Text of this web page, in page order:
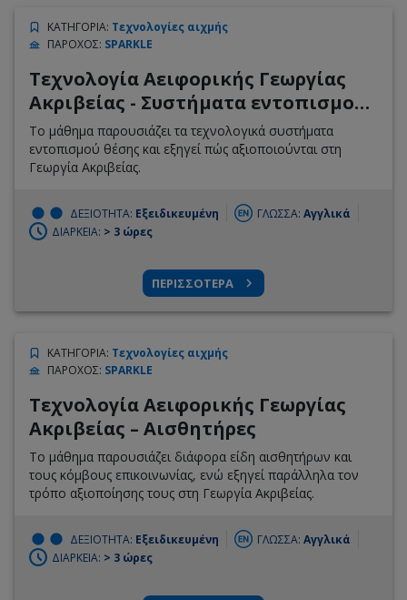
ΚΑΤΗΓΟΡΙΑ: Τεχνολογίες αιχμής
ΠΑΡΟΧΟΣ: SPARKLE
Τεχνολογία Αειφορικής Γεωργίας
Ακριβείας - Συστήματα εντοπισμού
θέσης
Το μάθημα παρουσιάζει τα τεχνολογικά συστήματα
εντοπισμού θέσης και εξηγεί πώς αξιοποιούνται στη
Γεωργία Ακριβείας.
ΔΕΞΙΟΤΗΤΑ: Εξειδικευμένη ΓΛΩΣΣΑ: Αγγλικά
ΔΙΑΡΚΕΙΑ: > 3 ώρες
ΠΕΡΙΣΣΟΤΕΡΑ
ΚΑΤΗΓΟΡΙΑ: Τεχνολογίες αιχμής
ΠΑΡΟΧΟΣ: SPARKLE
Τεχνολογία Αειφορικής Γεωργίας
Ακριβείας – Αισθητήρες
Το μάθημα παρουσιάζει διάφορα είδη αισθητήρων και
τους κόμβους επικοινωνίας, ενώ εξηγεί παράλληλα τον
τρόπο αξιοποίησης τους στη Γεωργία Ακριβείας.
ΔΕΞΙΟΤΗΤΑ: Εξειδικευμένη ΓΛΩΣΣΑ: Αγγλικά
ΔΙΑΡΚΕΙΑ: > 3 ώρες